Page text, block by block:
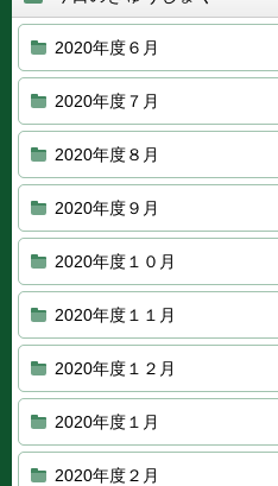
2020年度６月
2020年度７月
2020年度８月
2020年度９月
2020年度１０月
2020年度１１月
2020年度１２月
2020年度１月
2020年度２月